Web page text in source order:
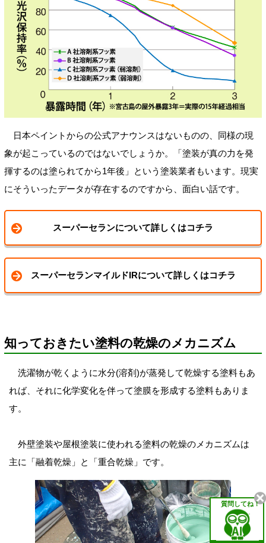
日本ペイントからの公式アナウンスはないものの、同様の現
象が起こっているのではないでしょうか。「塗装が真の力を発
揮するのは塗られてから1年後」という塗装業者もいます。現実
にそういったデータが存在するのですから、面白い話です。
スーパーセランについて詳しくはコチラ
スーパーセランマイルドIRについて詳しくはコチラ
知っておきたい塗料の乾燥のメカニズム
洗濯物が乾くように水分(溶剤)が蒸発して乾燥する塗料もあ
れば、それに化学変化を伴って塗膜を形成する塗料もありま
す。
外壁塗装や屋根塗装に使われる塗料の乾燥のメカニズムは
主に「融着乾燥」と「重合乾燥」です。
質問してね！